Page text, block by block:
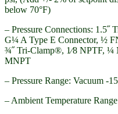
below 70°F)
– Pressure Connections:
G¼ A Type E Connector, ½
¾˝ Tri-Clamp®, 1⁄8 NPTF,
MNPT
– Pressure Range: Vacuum -
– Ambient Temperature